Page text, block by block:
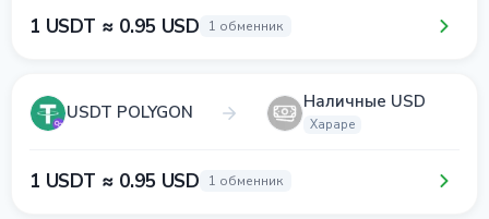
1 USDT ≈ 0.95 USD 1 обменник
USDT POLYGON Наличные USD
Хараре
1 USDT ≈ 0.95 USD 1 обменник